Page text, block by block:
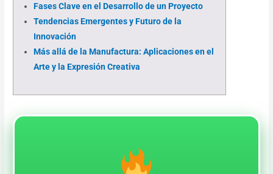
Fases Clave en el Desarrollo de un Proyecto
Tendencias Emergentes y Futuro de la
Innovación
Más allá de la Manufactura: Aplicaciones en el
Arte y la Expresión Creativa